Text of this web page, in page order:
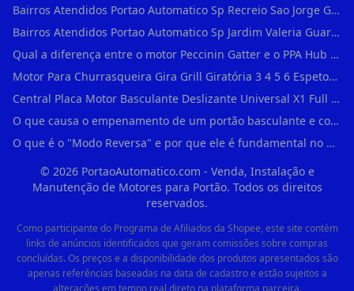
Bairros Atendidos Portao Automatico Sp Recreio Sao Jorge Guarulhos Sp Motor Para Portao Automatico Eletronico
Bairros Atendidos Portao Automatico Sp Jardim Valeria Guarulhos Sp Motor Para Portao Automatico Eletronico
Qual a diferença entre o motor Peccinin Gatter e o PPA Hub em Vila Romana?
Motor Para Churrasqueira Gira Grill Giratória 3 4 5 6 Espetos Gme Maxtorque Bivo em Cidade Dutra
Central Placa Motor Basculante Deslizante Universal X1 Full Range 433mhz em Vila Prudente
O que causa o empenamento de um portão basculante e como evitar em Campo Belo?
O que é o "Modo Reversa" e por que ele é fundamental no dia a dia em Itapevi?
© 2026PortaoAutomatico.com - Venda, Instalação e
Manutenção de Motores para Portão. Todos os direitos
reservados.
Como participante do Programa de Afiliados da Shopee, este site contém
links de anúncios identificados que geram comissões sobre compras
concluídas. Os preços e a disponibilidade dos produtos apresentados são
apenas referências baseadas na data de cadastro e estão sujeitos a
alterações em tempo real direto na plataforma parceira.